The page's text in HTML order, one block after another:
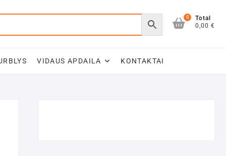
0
Total
0,00 €
VIDAUS APDAILA KONTAKTAI